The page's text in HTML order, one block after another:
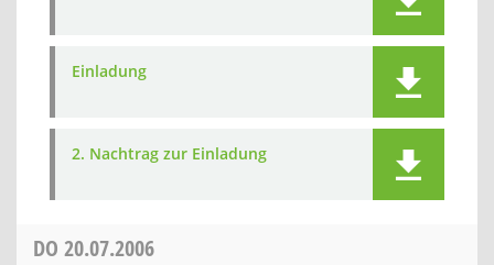
Einladung
2. Nachtrag zur Einladung
DO 20.07.2006